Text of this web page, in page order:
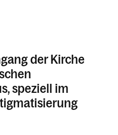
der Kirche
speziell im